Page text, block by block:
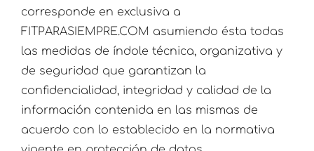
corresponde en exclusiva a
FITPARASIEMPRE.COM asumiendo ésta todas
las medidas de índole técnica, organizativa y
de seguridad que garantizan la
confidencialidad, integridad y calidad de la
información contenida en las mismas de
acuerdo con lo establecido en la normativa